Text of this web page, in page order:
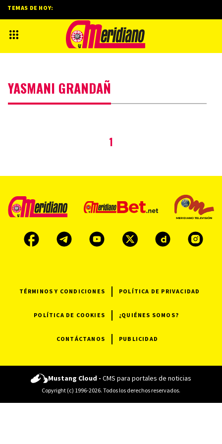
YASMANI GRANDAÑ
1
TEMAS DE HOY:
TÉRMINOS Y CONDICIONES POLÍTICA DE PRIVACIDAD
POLÍTICA DE COOKIES ¿QUIÉNES SOMOS?
CONTÁCTANOS PUBLICIDAD
Mustang Cloud - CMS para portales de noticias
Copyright (c) 1996-2026. Todos los derechos reservados.